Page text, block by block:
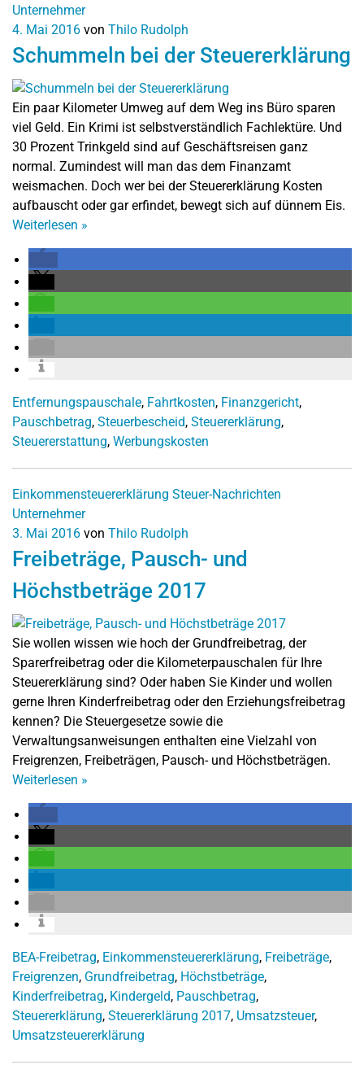
Unternehmer
4. Mai 2016 von Thilo Rudolph
Schummeln bei der Steuererklärung
Ein paar Kilometer Umweg auf dem Weg ins Büro sparen
viel Geld. Ein Krimi ist selbstverständlich Fachlektüre. Und
30 Prozent Trinkgeld sind auf Geschäftsreisen ganz
normal. Zumindest will man das dem Finanzamt
weismachen. Doch wer bei der Steuererklärung Kosten
aufbauscht oder gar erfindet, bewegt sich auf dünnem Eis.
Weiterlesen »
Entfernungspauschale, Fahrtkosten, Finanzgericht,
Pauschbetrag, Steuerbescheid, Steuererklärung,
Steuererstattung, Werbungskosten
Einkommensteuererklärung Steuer-Nachrichten
Unternehmer
3. Mai 2016 von Thilo Rudolph
Freibeträge, Pausch- und
Höchstbeträge 2017
Sie wollen wissen wie hoch der Grundfreibetrag, der
Sparerfreibetrag oder die Kilometerpauschalen für Ihre
Steuererklärung sind? Oder haben Sie Kinder und wollen
gerne Ihren Kinderfreibetrag oder den Erziehungsfreibetrag
kennen? Die Steuergesetze sowie die
Verwaltungsanweisungen enthalten eine Vielzahl von
Freigrenzen, Freibeträgen, Pausch- und Höchstbeträgen.
Weiterlesen »
BEA-Freibetrag, Einkommensteuererklärung, Freibeträge,
Freigrenzen, Grundfreibetrag, Höchstbeträge,
Kinderfreibetrag, Kindergeld, Pauschbetrag,
Steuererklärung, Steuererklärung 2017, Umsatzsteuer,
Umsatzsteuererklärung